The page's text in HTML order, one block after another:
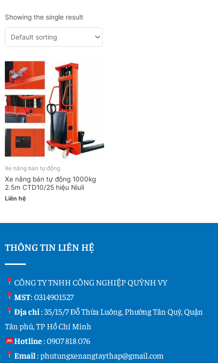
Showing the single result
Xe nâng bán tự động
Xe nâng bán tự động 1000kg
2.5m CTD10/25 hiệu Niuli
Liên hệ
THÔNG TIN LIÊN HỆ
CÔNG TY TNHH CÔNG NGHIỆP QUỲNH VY
MST: 0314901527
Địa chỉ: 35/15/7 Đỗ Thừa Luông, Phường Tân Quý, Quận
Tân phú, TP Hồ Chí Minh
Hotline:0907 818 076
Email :phutungxenangtaythap@gmail.com